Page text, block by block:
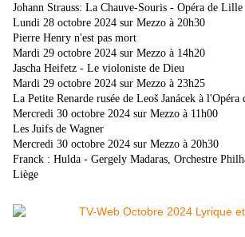
Johann Strauss: La Chauve-Souris - Opéra de Lille
Lundi 28 octobre 2024 sur Mezzo à 20h30
Pierre Henry n'est pas mort
Mardi 29 octobre 2024 sur Mezzo à 14h20
Jascha Heifetz - Le violoniste de Dieu
Mardi 29 octobre 2024 sur Mezzo à 23h25
La Petite Renarde rusée de Leoš Janácek à l'Opéra
Mercredi 30 octobre 2024 sur Mezzo à 11h00
Les Juifs de Wagner
Mercredi 30 octobre 2024 sur Mezzo à 20h30
Franck : Hulda - Gergely Madaras, Orchestre
Liège